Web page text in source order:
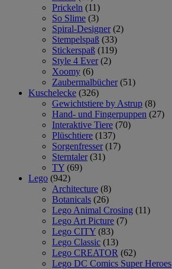
Prickeln (11)
So Slime (3)
Spiral-Designer (2)
Stempelspaß (33)
Stickerspaß (119)
Style 4 Ever (2)
Xoomy (6)
Zaubermalbücher (51)
Kuschelecke (326)
Gewichtstiere by Astrup (8)
Hand- und Fingerpuppen (27)
Interaktive Tiere (70)
Plüschtiere (137)
Sorgenfresser (17)
Sterntaler (31)
TY (69)
Lego (942)
Architecture (8)
Botanicals (26)
Lego Animal Crosing (11)
Lego Art Picture (7)
Lego CITY (83)
Lego Classic (13)
Lego CREATOR (62)
Lego DC Comics Super Heroes